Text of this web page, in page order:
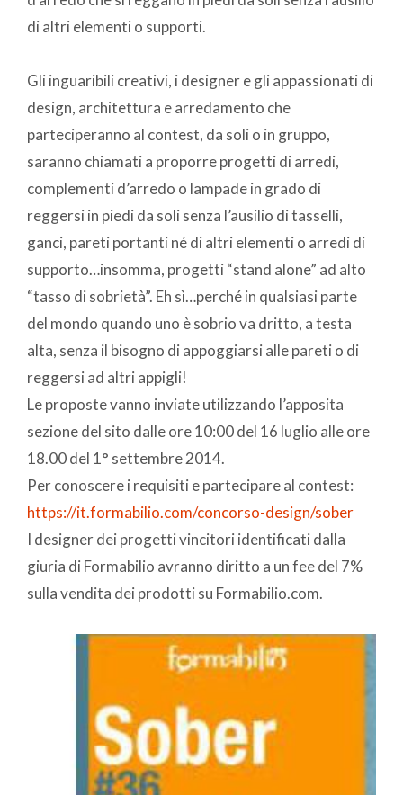
di altri elementi o supporti.
Gli inguaribili creativi, i designer e gli appassionati di
design, architettura e arredamento che
parteciperanno al contest, da soli o in gruppo,
saranno chiamati a proporre progetti di arredi,
complementi d’arredo o lampade in grado di
reggersi in piedi da soli senza l’ausilio di tasselli,
ganci, pareti portanti né di altri elementi o arredi di
supporto…insomma, progetti “stand alone” ad alto
“tasso di sobrietà”. Eh sì…perché in qualsiasi parte
del mondo quando uno è sobrio va dritto, a testa
alta, senza il bisogno di appoggiarsi alle pareti o di
reggersi ad altri appigli!
Le proposte vanno inviate utilizzando l’apposita
sezione del sito dalle ore 10:00 del 16 luglio alle ore
18.00 del 1° settembre 2014.
Per conoscere i requisiti e partecipare al contest:
https://it.formabilio.com/concorso-design/sober
I designer dei progetti vincitori identificati dalla
giuria di Formabilio avranno diritto a un fee del 7%
sulla vendita dei prodotti su Formabilio.com.